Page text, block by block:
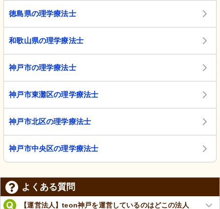
徳島県の理学療法士
和歌山県の理学療法士
神戸市の理学療法士
神戸市東灘区の理学療法士
神戸市北区の理学療法士
神戸市中央区の理学療法士
よくある質問
【運営法人】teon神戸を運営しているのはどこの法人